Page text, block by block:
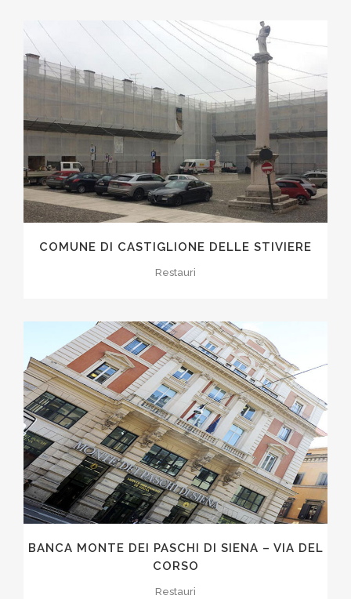
COMUNE DI CASTIGLIONE DELLE STIVIERE
Restauri
BANCA MONTE DEI PASCHI DI SIENA – VIA DEL
CORSO
Restauri